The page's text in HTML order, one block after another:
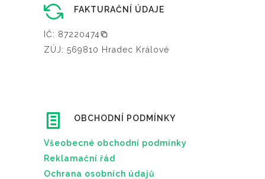
FAKTURAČNÍ ÚDAJE
IČ: 87220474
ZÚJ: 569810 Hradec Králové
OBCHODNÍ PODMÍNKY
Všeobecné obchodní podmínky
Reklamační řád
Ochrana osobních údajů